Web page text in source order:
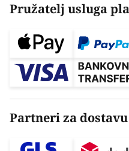
Pružatelj usluga
Partneri za dostavu